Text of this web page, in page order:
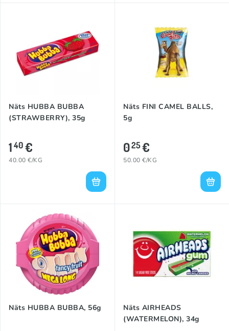
Näts HUBBA BUBBA
(STRAWBERRY), 35g
140€
40.00 €/KG
Näts FINI CAMEL BALLS,
5g
025€
50.00 €/KG
Näts HUBBA BUBBA, 56g
Näts AIRHEADS
(WATERMELON), 34g